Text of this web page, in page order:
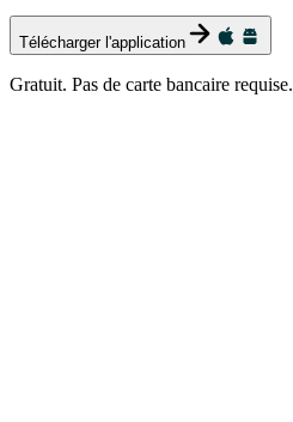
Télécharger l'application
Gratuit. Pas de carte bancaire requise.